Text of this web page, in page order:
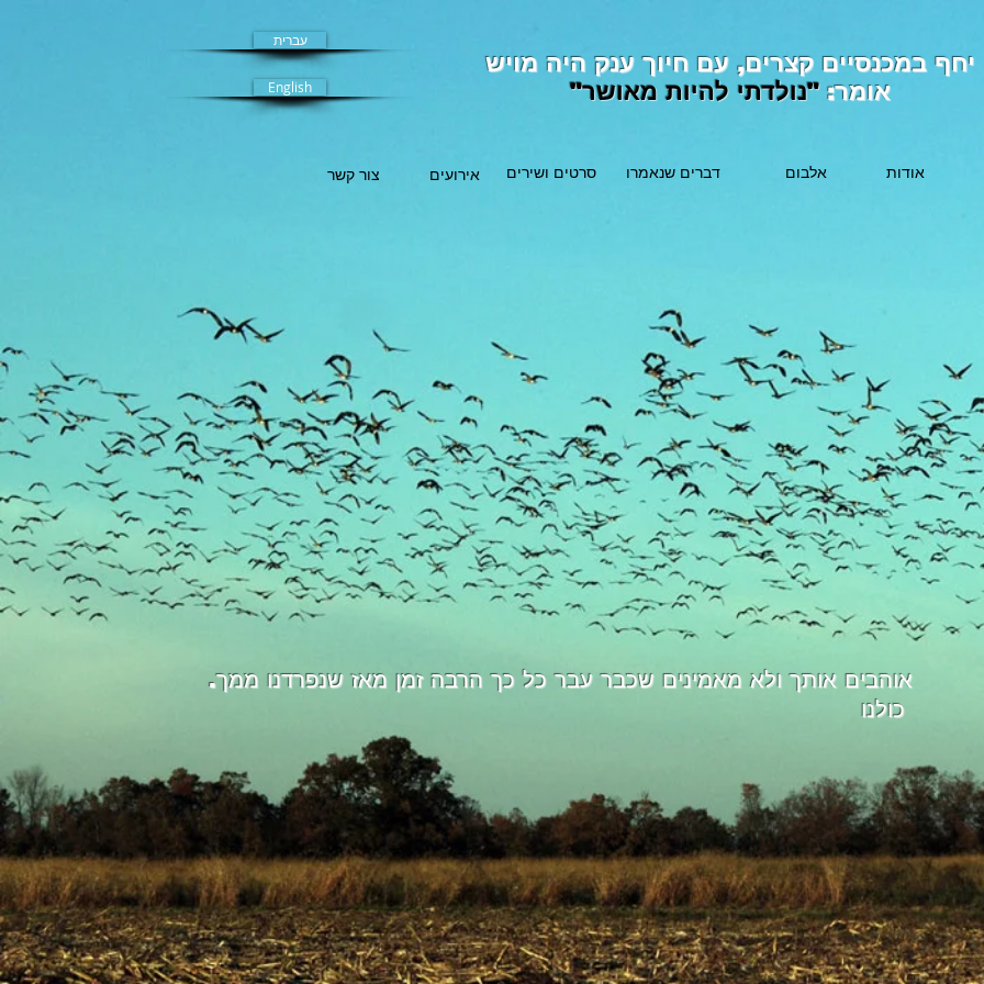
עברית
English
יחף במכנסיים קצרים, עם חיוך ענק היה מויש
אומר: "נולדתי להיות מאושר"
צור קשר אירועים סרטים ושירים דברים שנאמרו אלבום אודות
אוהבים אותך ולא מאמינים שכבר עבר כל כך הרבה זמן מאז שנפרדנו ממך.
כולנו